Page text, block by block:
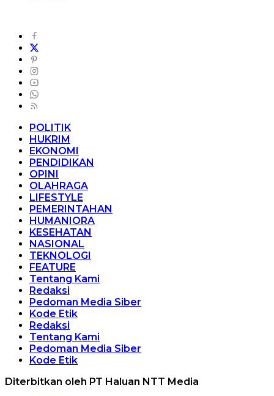
POLITIK
HUKRIM
EKONOMI
PENDIDIKAN
OPINI
OLAHRAGA
LIFESTYLE
PEMERINTAHAN
HUMANIORA
KESEHATAN
NASIONAL
TEKNOLOGI
FEATURE
Tentang Kami
Redaksi
Pedoman Media Siber
Kode Etik
Redaksi
Tentang Kami
Pedoman Media Siber
Kode Etik
Diterbitkan oleh PT Haluan NTT Media